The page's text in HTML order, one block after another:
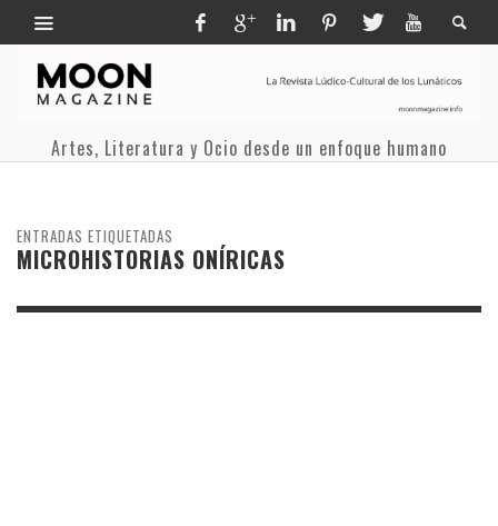
Artes, Literatura y Ocio desde un enfoque humano
ENTRADAS ETIQUETADAS
MICROHISTORIAS ONÍRICAS